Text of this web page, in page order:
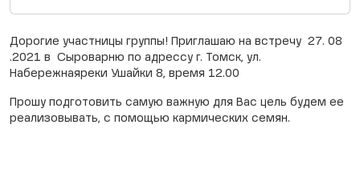
Дорогие участницы группы! Приглашаю на встречу 27. 08
.2021 в Сыроварню по адрессу г. Томск, ул.
Набережнаяреки Ушайки 8, время 12.00
Прошу подготовить самую важную для Вас цель будем ее
реализовывать, с помощью кармических семян.